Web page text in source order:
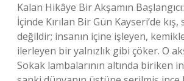
Kalan Hikâye Bir Akşamın
İçinde Kırılan Bir Gün Kayseri’de
değildir; insanın içine işleyen,
ilerleyen bir yalnızlık gibi çöker. O
Sokak lambalarının altında biriken